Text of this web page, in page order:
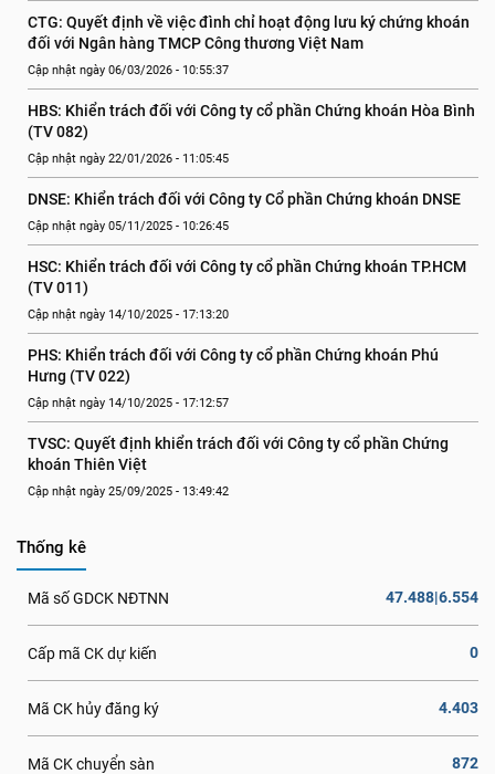
CTG: Quyết định về việc đình chỉ hoạt động lưu ký chứng khoán
đối với Ngân hàng TMCP Công thương Việt Nam
Cập nhật ngày 06/03/2026 - 10:55:37
HBS: Khiển trách đối với Công ty cổ phần Chứng khoán Hòa Bình
(TV 082)
Cập nhật ngày 22/01/2026 - 11:05:45
DNSE: Khiển trách đối với Công ty Cổ phần Chứng khoán DNSE
Cập nhật ngày 05/11/2025 - 10:26:45
HSC: Khiển trách đối với Công ty cổ phần Chứng khoán TP.HCM
(TV 011)
Cập nhật ngày 14/10/2025 - 17:13:20
PHS: Khiển trách đối với Công ty cổ phần Chứng khoán Phú
Hưng (TV 022)
Cập nhật ngày 14/10/2025 - 17:12:57
TVSC: Quyết định khiển trách đối với Công ty cổ phần Chứng
khoán Thiên Việt
Cập nhật ngày 25/09/2025 - 13:49:42
Thống kê
Mã số GDCK NĐTNN 47.488|6.554
Cấp mã CK dự kiến 0
Mã CK hủy đăng ký 4.403
Mã CK chuyển sàn 872